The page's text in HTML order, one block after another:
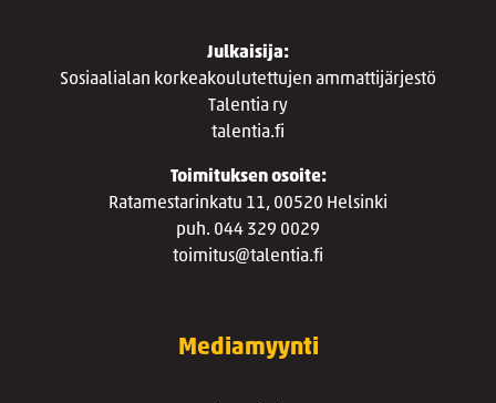
Julkaisija:
Sosiaalialan korkeakoulutettujen ammattijärjestö
Talentia ry
talentia.fi
Toimituksen osoite:
Ratamestarinkatu 11, 00520 Helsinki
puh. 044 329 0029
toimitus@talentia.fi
Mediamyynti